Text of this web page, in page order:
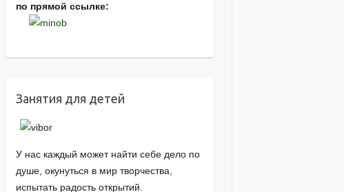
по прямой ссылке:
Занятия для детей
У нас каждый может найти себе дело по
душе, окунуться в мир творчества,
испытать радость открытий.